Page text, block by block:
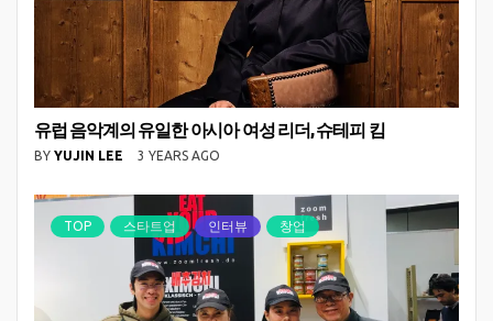
유럽 음악계의 유일한 아시아 여성 리더, 슈테피 킴
BY YUJIN LEE 3 YEARS AGO
TOP 스타트업 인터뷰 창업